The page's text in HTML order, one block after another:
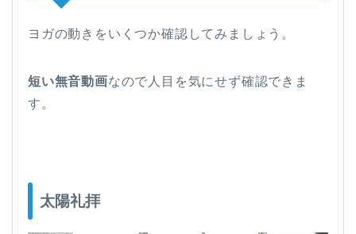
ヨガの動きをいくつか確認してみましょう。
短い無音動画なので人目を気にせず確認できま
す。
太陽礼拝